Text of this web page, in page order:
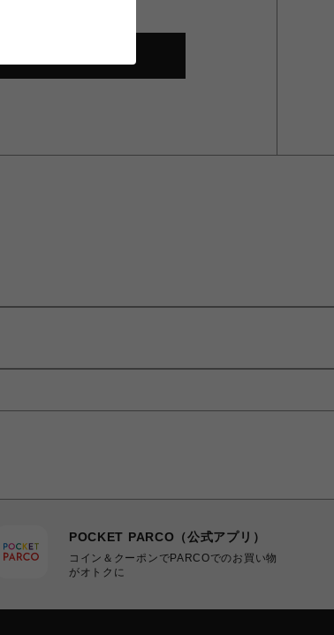
POCKET PARCO（公式アプリ）
コイン＆クーポンでPARCOでのお買い物
がオトクに